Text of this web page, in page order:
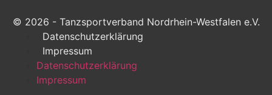
© 2026 - Tanzsportverband Nordrhein-Westfalen e.V.
Datenschutzerklärung
Impressum
Datenschutzerklärung
Impressum